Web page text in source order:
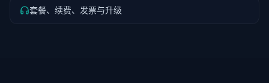
套餐、续费、发票与升级